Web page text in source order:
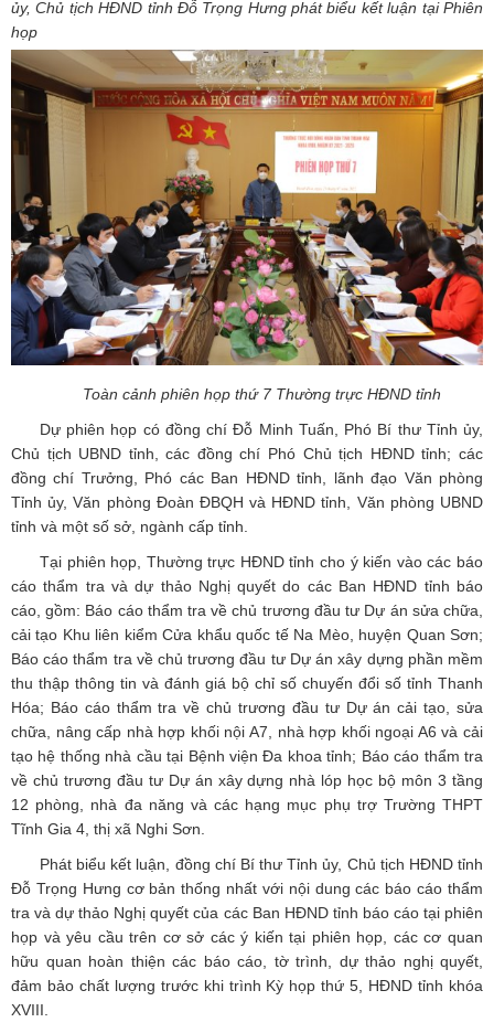
ủy, Chủ tịch HĐND tỉnh Đỗ Trọng Hưng phát biểu kết luận tại Phiên
họp
Toàn cảnh phiên họp thứ 7 Thường trực HĐND tỉnh
Dự phiên họp có đồng chí Đỗ Minh Tuấn, Phó Bí thư Tỉnh ủy,
Chủ tịch UBND tỉnh, các đồng chí Phó Chủ tịch HĐND tỉnh; các
đồng chí Trưởng, Phó các Ban HĐND tỉnh, lãnh đạo Văn phòng
Tỉnh ủy, Văn phòng Đoàn ĐBQH và HĐND tỉnh, Văn phòng UBND
tỉnh và một số sở, ngành cấp tỉnh.
Tại phiên họp, Thường trực HĐND tỉnh cho ý kiến vào các báo
cáo thẩm tra và dự thảo Nghị quyết do các Ban HĐND tỉnh báo
cáo, gồm: Báo cáo thẩm tra về chủ trương đầu tư Dự án sửa chữa,
cải tạo Khu liên kiểm Cửa khẩu quốc tế Na Mèo, huyện Quan Sơn;
Báo cáo thẩm tra về chủ trương đầu tư Dự án xây dựng phần mềm
thu thập thông tin và đánh giá bộ chỉ số chuyến đổi số tỉnh Thanh
Hóa; Báo cáo thẩm tra về chủ trương đầu tư Dự án cải tạo, sửa
chữa, nâng cấp nhà hợp khối nội A7, nhà hợp khối ngoại A6 và cải
tạo hệ thống nhà cầu tại Bệnh viện Đa khoa tỉnh; Báo cáo thẩm tra
về chủ trương đầu tư Dự án xây dựng nhà lóp học bộ môn 3 tầng
12 phòng, nhà đa năng và các hạng mục phụ trợ Trường THPT
Tĩnh Gia 4, thị xã Nghi Sơn.
Phát biểu kết luận, đồng chí Bí thư Tỉnh ủy, Chủ tịch HĐND tỉnh
Đỗ Trọng Hưng cơ bản thống nhất với nội dung các báo cáo thẩm
tra và dự thảo Nghị quyết của các Ban HĐND tỉnh báo cáo tại phiên
họp và yêu cầu trên cơ sở các ý kiến tại phiên họp, các cơ quan
hữu quan hoàn thiện các báo cáo, tờ trình, dự thảo nghị quyết,
đảm bảo chất lượng trước khi trình Kỳ họp thứ 5, HĐND tỉnh khóa
XVIII.